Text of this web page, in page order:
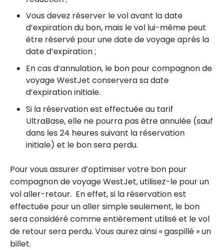
Vous devez réserver le vol avant la date
d’expiration du bon, mais le vol lui-même peut
être réservé pour une date de voyage après la
date d’expiration ;
En cas d’annulation, le bon pour compagnon de
voyage WestJet conservera sa date
d’expiration initiale.
Si la réservation est effectuée au tarif
UltraBase, elle ne pourra pas être annulée (sauf
dans les 24 heures suivant la réservation
initiale) et le bon sera perdu.
Pour vous assurer d’optimiser votre bon pour
compagnon de voyage WestJet, utilisez-le pour un
vol aller-retour. En effet, si la réservation est
effectuée pour un aller simple seulement, le bon
sera considéré comme entièrement utilisé et le vol
de retour sera perdu. Vous aurez ainsi « gaspillé » un
billet.